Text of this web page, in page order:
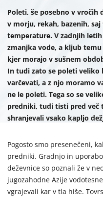
Poleti, še posebno v vročih
v morju, rekah, bazenih,
temperature. V zadnjih
zmanjka vode, a kljub
kjer morajo v sušnem
In tudi zato se poleti veliko
varčevati, a z njo moramo
ne le poleti. Tega so se
predniki, tudi tisti pred več
shranjevali vsako kapljo
Pogosto smo presenečeni,
predniki. Gradnjo in
deževnice so poznali že v
jugozahodne Azije
vgrajevali kar v tla hiše.